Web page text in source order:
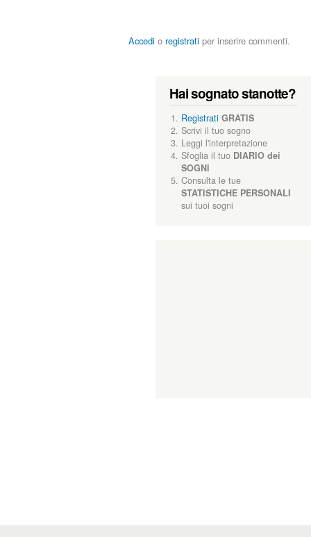
Accedi o registrati per inserire commenti.
Hai sognato stanotte?
Registrati GRATIS
Scrivi il tuo sogno
Leggi l'interpretazione
Sfoglia il tuo DIARIO dei
SOGNI
Consulta le tue
STATISTICHE PERSONALI
sui tuoi sogni